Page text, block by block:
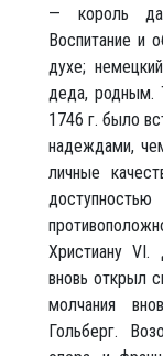
— король
Воспитание и
духе;
деда, родным.
1746 г. было
надеждами,
личные
Христиану VI.
вновь открыл
молчания
Гольберг.